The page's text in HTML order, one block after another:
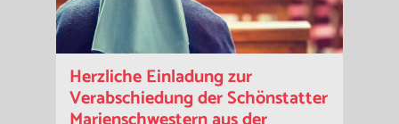
Herzliche Einladung zur
Verabschiedung der Schönstatter